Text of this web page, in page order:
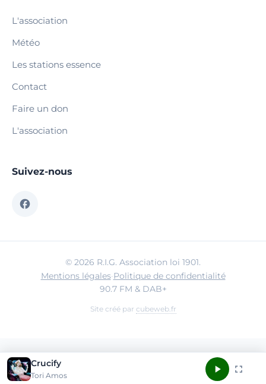
L'association
Météo
Les stations essence
Contact
Faire un don
L'association
Suivez-nous
© 2026 R.I.G. Association loi 1901.
Mentions légales·Politique de confidentialité
90.7 FM & DAB+
Site créé par cubeweb.fr
Crucify
Tori Amos